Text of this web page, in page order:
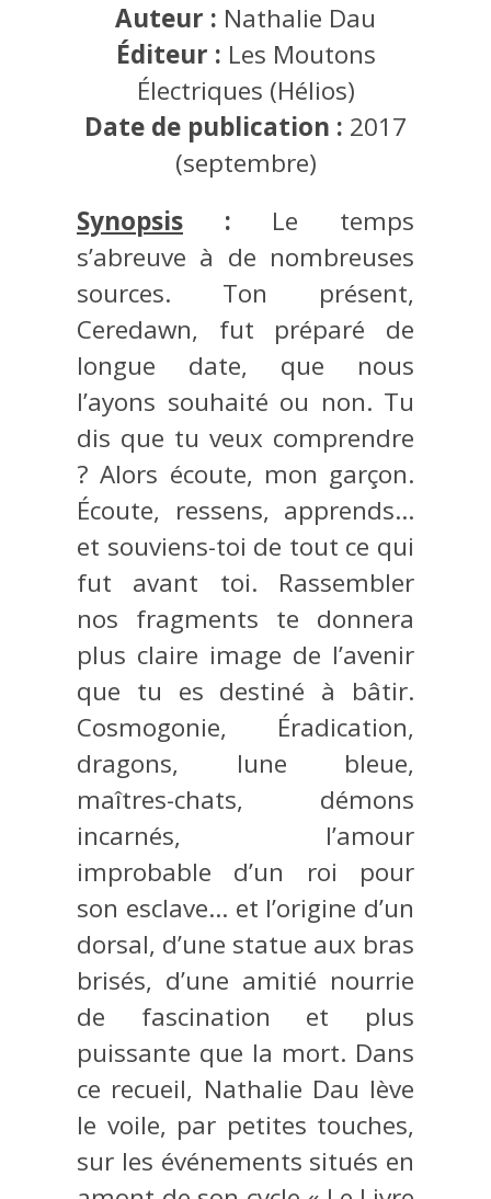
Auteur : Nathalie Dau
Éditeur : Les Moutons
Électriques (Hélios)
Date de publication : 2017
(septembre)
Synopsis : Le temps
s’abreuve à de nombreuses
sources. Ton présent,
Ceredawn, fut préparé de
longue date, que nous
l’ayons souhaité ou non. Tu
dis que tu veux comprendre
? Alors écoute, mon garçon.
Écoute, ressens, apprends…
et souviens-toi de tout ce qui
fut avant toi. Rassembler
nos fragments te donnera
plus claire image de l’avenir
que tu es destiné à bâtir.
Cosmogonie, Éradication,
dragons, lune bleue,
maîtres-chats, démons
incarnés, l’amour
improbable d’un roi pour
son esclave… et l’origine d’un
dorsal, d’une statue aux bras
brisés, d’une amitié nourrie
de fascination et plus
puissante que la mort. Dans
ce recueil, Nathalie Dau lève
le voile, par petites touches,
sur les événements situés en